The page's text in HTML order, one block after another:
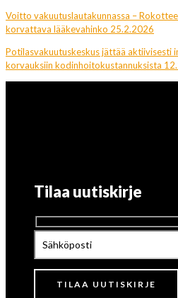
Voitto vakuutuslautakunnassa –
korvattava lääkevahinko 25.2.2026
Potilasvakuutuskeskus jättää aktiivisesti
korvauksiin kodinhoitokustannuksista
Tilaa uutiskirje